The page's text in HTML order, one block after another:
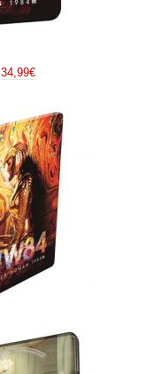
34,99€